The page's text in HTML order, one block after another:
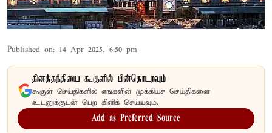
Published on: 14 Apr 2025, 6:50 pm
தினத்தந்தியை கூகுளில் பின்தொடரவும்
கூகுள் செய்திகளில் எங்களின் முக்கியச் செய்திகளை
உடனுக்குடன் பெற கிளிக் செய்யவும்.
Add as Preferred Source